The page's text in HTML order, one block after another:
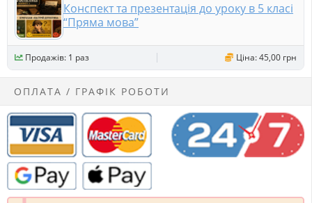
Конспект та презентація до уроку в 5 класі
“Пряма мова”
Продажів: 1 раз Ціна: 45,00 грн
ОПЛАТА / ГРАФІК РОБОТИ